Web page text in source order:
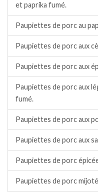
et paprika fumé.
Paupiettes de porc au
Paupiettes de porc aux
Paupiettes de porc aux
Paupiettes de porc aux
fumé.
Paupiettes de porc aux
Paupiettes de porc aux
Paupiettes de porc
Paupiettes de porc